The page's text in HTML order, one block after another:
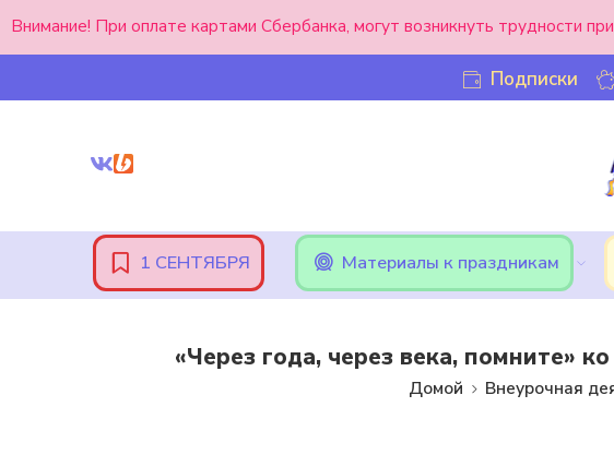
Внимание! При оплате картами Сбербанка, могут возникнуть трудности
Подписки
1 СЕНТЯБРЯ Материалы к праздникам
«Через года, через века, помните»
Домой Внеурочная